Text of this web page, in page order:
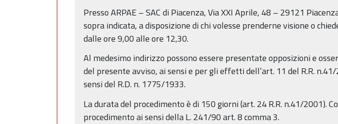
Presso ARPAE – SAC di Piacenza, Via XXI Aprile, 48 – 29121
sopra indicata, a disposizione di chi volesse prenderne visione o
dalle ore 9,00 alle ore 12,30.
Al medesimo indirizzo possono essere presentate opposizioni e
del presente avviso, ai sensi e per gli effetti dell’art. 11 del R.R.
sensi del R.D. n. 1775/1933.
La durata del procedimento è di 150 giorni (art. 24 R.R. n.41/2001).
procedimento ai sensi della L. 241/90 art. 8 comma 3.